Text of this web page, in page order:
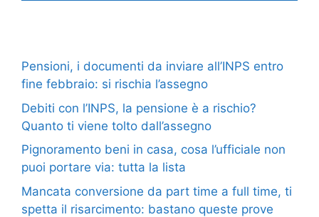
Pensioni, i documenti da inviare all’INPS entro
fine febbraio: si rischia l’assegno
Debiti con l’INPS, la pensione è a rischio?
Quanto ti viene tolto dall’assegno
Pignoramento beni in casa, cosa l’ufficiale non
puoi portare via: tutta la lista
Mancata conversione da part time a full time, ti
spetta il risarcimento: bastano queste prove